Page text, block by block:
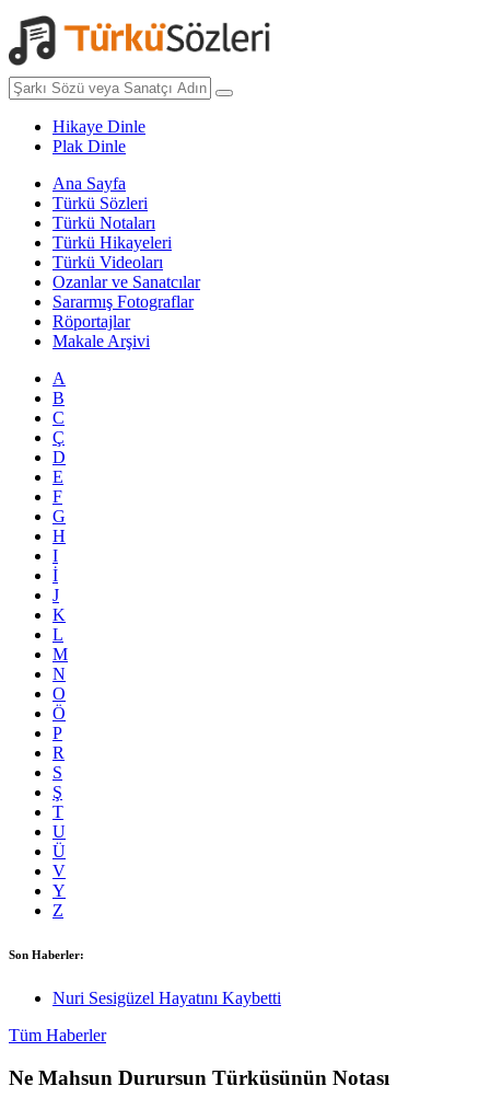
Hikaye Dinle
Plak Dinle
Ana Sayfa
Türkü Sözleri
Türkü Notaları
Türkü Hikayeleri
Türkü Videoları
Ozanlar ve Sanatcılar
Sararmış Fotograflar
Röportajlar
Makale Arşivi
A
B
C
Ç
D
E
F
G
H
I
İ
J
K
L
M
N
O
Ö
P
R
S
Ş
T
U
Ü
V
Y
Z
Son Haberler:
Nuri Sesigüzel Hayatını Kaybetti
Tüm Haberler
Ne Mahsun Durursun Türküsünün Notası